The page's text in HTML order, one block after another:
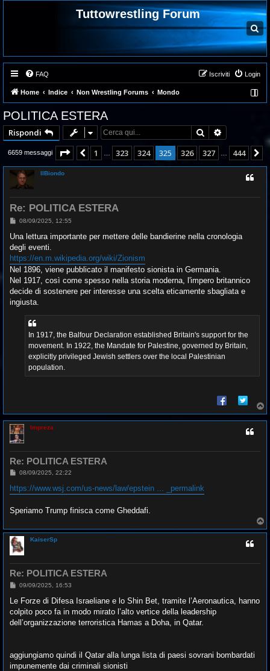
Tuttowrestling Forum
C
e
r
c
a
FAQ Login
Iscriviti
Home Indice Non Wrestling Forums Mondo
POLITICA ESTERA
Rispondi Cerca
6659 messaggi Pagina 325 di444
Precedente
1 323 324 325 326 327 444
IlBiondo
Re: POLITICA ESTERA
M
s
a
g
g
i
o
08/09/2025, 12:55
Una lettura importante per mettere delle bandierine nella cronologia
degli eventi.
https://en.m.wikipedia.org/wiki/Zionism
Nel 1896, viene pubblicato il manifesto sionista in Germania.
Nel 1917, così come spesso nella storia moderna, l'impero britannico
decide di sostenere per interesse una scelta eticamente sbagliata e
ingiusta.
In 1917, the Balfour Declaration established Britain's support for the
movement. In 1922, the Mandate for Palestine, governed by Britain,
explicitly privileged Jewish settlers over the local Palestinian
population.
o
p
Impreza
Re: POLITICA ESTERA
M
s
s
g
g
o
08/09/2025, 22:22
https://www.wsj.com/us-news/law/epstein ... _permalink
Speriamo Trump finisca come Gheddafi.
o
KaiserSp
Re: POLITICA ESTERA
M
s
a
g
09/09/2025, 16:53
Le Forze di Difesa Israeliane e lo Shin Bet, tramite l’Aeronautica, hanno
colpito poco fa in modo mirato l’alto vertice della leadership
dell’organizzazione terroristica Hamas a Doha, in Qatar.
aggiungiamo quindi il Qatar alla lunga lista di paesi sovrani bombardati
impunemente dai criminali sionisti